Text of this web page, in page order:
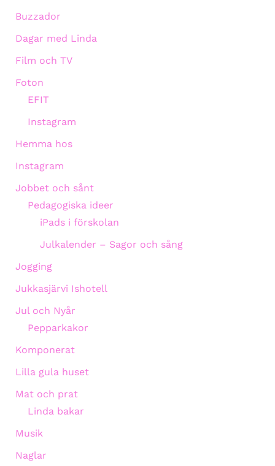
Buzzador
Dagar med Linda
Film och TV
Foton
EFIT
Instagram
Hemma hos
Instagram
Jobbet och sånt
Pedagogiska ideer
iPads i förskolan
Julkalender – Sagor och sång
Jogging
Jukkasjärvi Ishotell
Jul och Nyår
Pepparkakor
Komponerat
Lilla gula huset
Mat och prat
Linda bakar
Musik
Naglar